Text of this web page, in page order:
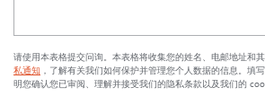
请使用本表格提交问询。本表格将收集您的姓名、电邮地址和
私通知 ，了解有关我们如何保护并管理您个人数据的信息。填
明您确认您已审阅、理解并接受我们的隐私条款以及我们的